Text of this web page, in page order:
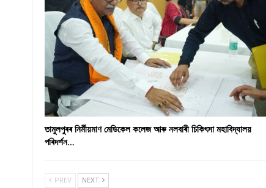
তামুলপুৰৰ নিৰ্মীয়মাণ মেডিকেল কলেজ আৰু নলবাৰী চিকিৎসা মহাবিদ্যালয়
পৰিদৰ্শন…
PREV NEXT